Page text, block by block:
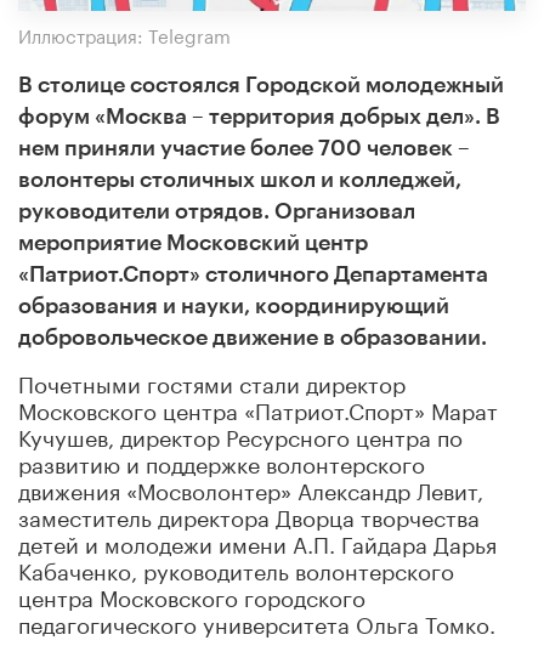
Иллюстрация: Telegram
В столице состоялся Городской молодежный
форум «Москва – территория добрых дел». В
нем приняли участие более 700 человек –
волонтеры столичных школ и колледжей,
руководители отрядов. Организовал
мероприятие Московский центр
«Патриот.Спорт» столичного Департамента
образования и науки, координирующий
добровольческое движение в образовании.
Почетными гостями стали директор
Московского центра «Патриот.Спорт» Марат
Кучушев, директор Ресурсного центра по
развитию и поддержке волонтерского
движения «Мосволонтер» Александр Левит,
заместитель директора Дворца творчества
детей и молодежи имени А.П. Гайдара Дарья
Кабаченко, руководитель волонтерского
центра Московского городского
педагогического университета Ольга Томко.